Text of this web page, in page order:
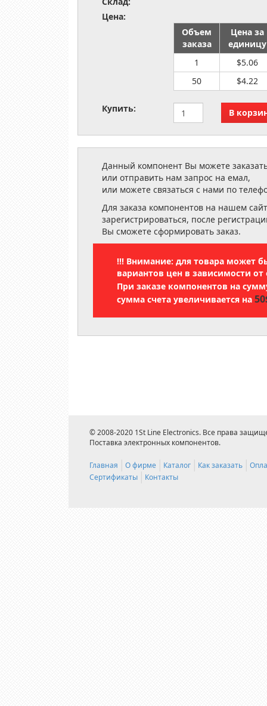
Цена:
Объем
заказа
Цена за
единицу
1
$5.06
50
$4.22
Купить:
Данный компонент Вы можете
или отправить нам запрос на емал,
или можете связаться с нами по
Для заказа компонентов на нашем
зарегистрироваться, после
Вы сможете сформировать заказ.
!!! Внимание: для товара может
вариантов цен в зависимости от
При заказе компонентов на
сумма счета увеличивается на
© 2008-2020 1St Line Electronics. Все права
Поставка электронных компонентов.
Главная О фирме Каталог Как заказать
Сертификаты
Контакты